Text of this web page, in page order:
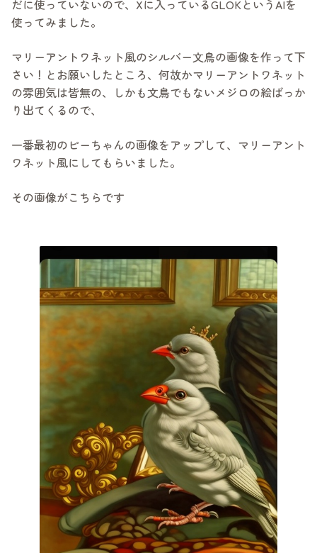
だに使っていないので、Xに入っているGLOKというAIを
使ってみました。
マリーアントワネット風のシルバー文鳥の画像を作って下
さい！とお願いしたところ、何故かマリーアントワネット
の雰囲気は皆無の、しかも文鳥でもないメジロの絵ばっか
り出てくるので、
一番最初のピーちゃんの画像をアップして、マリーアント
ワネット風にしてもらいました。
その画像がこちらです